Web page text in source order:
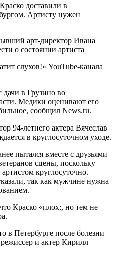
доставили в
Артисту нужен
слухов!» YouTube-канала
дачи в Грузино во
Медики оценивают его
сообщил News.ru.
94-летнего актера Вячеслав
в круглосуточном уходе.
пытался вместе с друзьями
сцены, поскольку
круглосуточно.
так как мужчине нужна
Краско «плох:, но тем не
в Петербурге после болезни
и актер Кирилл